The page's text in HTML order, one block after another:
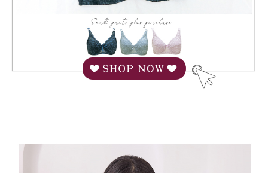
ります。支払い期限を過ぎた場合、その金額に基づいて年利20%の遅延滞
納金が加算されます。未成年の利用者は、事前に法定代理人または後見人
の同意を得ればAFTEEをご利用いただけます。
個人情報の処理、利用について疑問がある、または関連する法律の権利を
行使したい場合は、ネットプロテクションズcs_tw@netprotections.co.jp
にご連絡ください。上記に示した個人情報を、必要な購入注文書とあわせ
配送毎にNT$80、NT$890以上で送料無料